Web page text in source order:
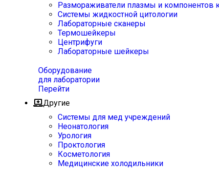
Размораживатели плазмы и компонентов
Системы жидкостной цитологии
Лабораторные сканеры
Термошейкеры
Центрифуги
Лабораторные шейкеры
Оборудование
для лаборатории
Перейти
Другие
Системы для мед учреждений
Неонатология
Урология
Проктология
Косметология
Медицинские холодильники